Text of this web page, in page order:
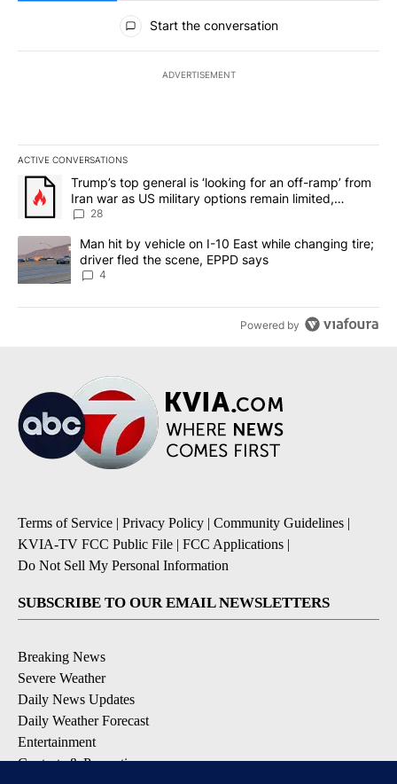
All Comments
Start the conversation
ADVERTISEMENT
ACTIVE CONVERSATIONS
The following is a list of the most commented articles in the last
A trending article titled "Trump’s top general is ‘looking for an
Trump’s top general is ‘looking for an off-ramp’ from
Iran war as US military options remain limited,
sources say
28
A trending article titled "Man hit by vehicle on I-10 East while
Man hit by vehicle on I-10 East while changing tire;
driver fled the scene, EPPD says
4
Powered by
Terms of Service | Privacy Policy | Community Guidelines |
KVIA-TV FCC Public File | FCC Applications |
Do Not Sell My Personal Information
SUBSCRIBE TO OUR EMAIL NEWSLETTERS
Breaking News
Severe Weather
Daily News Updates
Daily Weather Forecast
Entertainment
Contests & Promotions